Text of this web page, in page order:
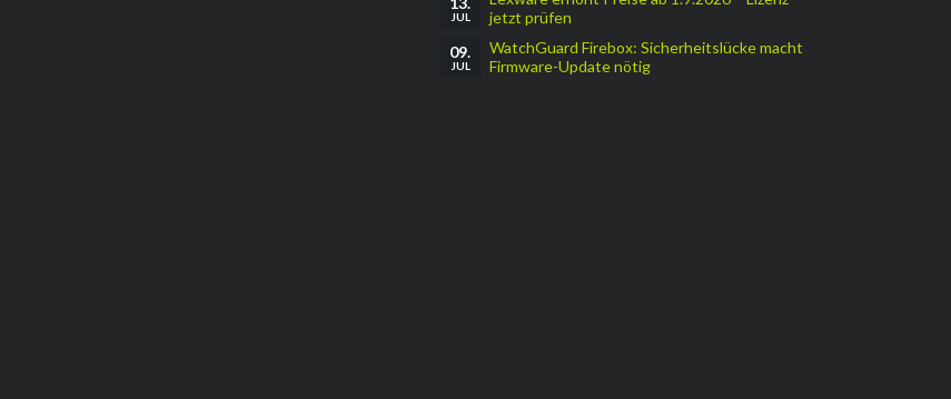
JUL
jetzt prüfen
09.
JUL
WatchGuard Firebox: Sicherheitslücke macht
Firmware-Update nötig